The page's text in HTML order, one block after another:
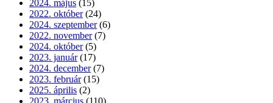
2024. május (15)
2022. október (24)
2024. szeptember (6)
2022. november (7)
2024. október (5)
2023. január (17)
2024. december (7)
2023. február (15)
2025. április (2)